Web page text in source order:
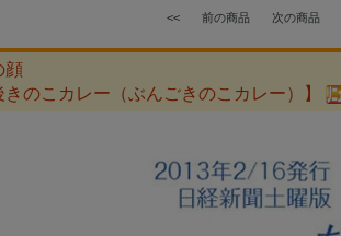
<< 前の商品 次の商品
顔
きのこカレー（ぶんごきのこカレー）】